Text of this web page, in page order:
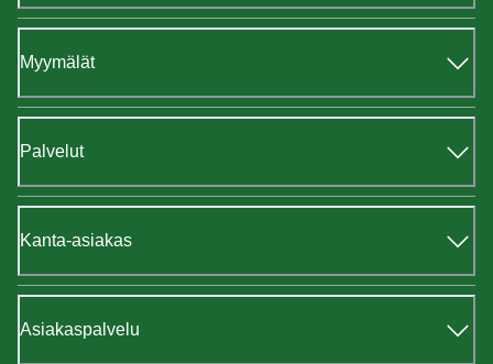
Myymälät
Palvelut
Kanta-asiakas
Asiakaspalvelu